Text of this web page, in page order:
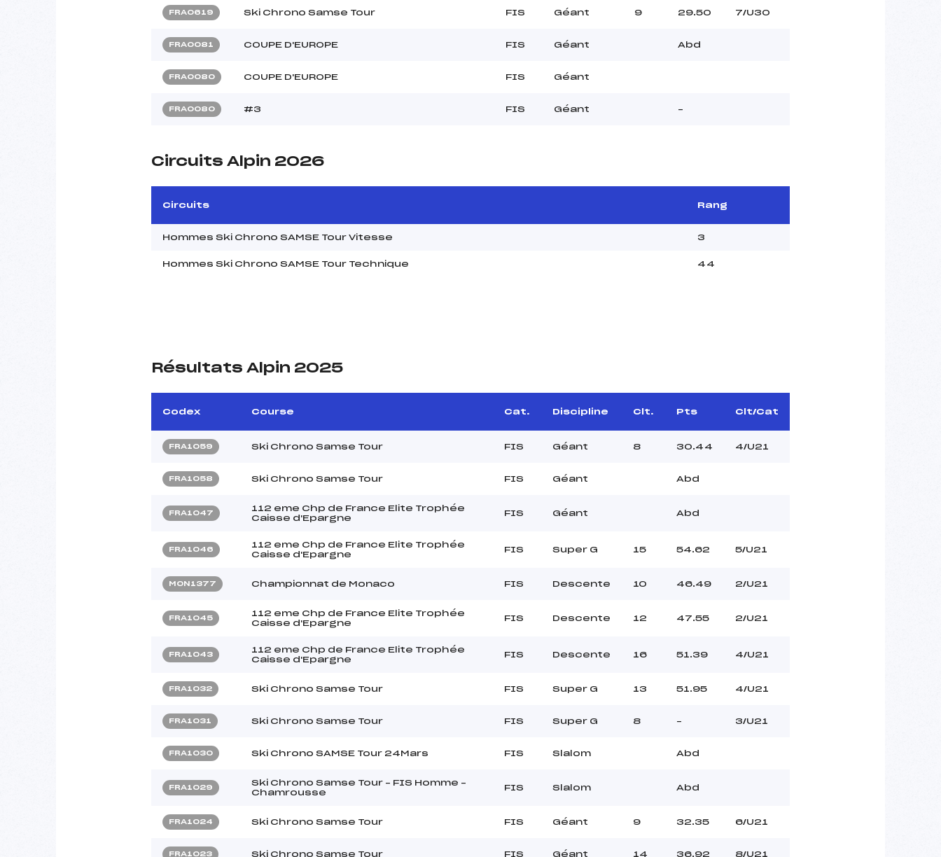
FRA0619 Ski Chrono Samse Tour FIS Géant 9 29.50 7/U30
FRA0081 COUPE D'EUROPE FIS Géant Abd
FRA0080 COUPE D'EUROPE FIS Géant
FRA0080 #3 FIS Géant –
Circuits Alpin 2026
Circuits Rang
Hommes Ski Chrono SAMSE Tour Vitesse 3
Hommes Ski Chrono SAMSE Tour Technique 44
Résultats Alpin 2025
Codex Course Cat. Discipline Clt. Pts Clt/Cat
FRA1059 Ski Chrono Samse Tour FIS Géant 8 30.44 4/U21
FRA1058 Ski Chrono Samse Tour FIS Géant Abd
FRA1047
112 eme Chp de France Elite Trophée
Caisse d'Epargne
FIS Géant Abd
FRA1046
112 eme Chp de France Elite Trophée
Caisse d'Epargne
FIS Super G 15 54.62 5/U21
MON1377 Championnat de Monaco FIS Descente 10 46.49 2/U21
FRA1045
112 eme Chp de France Elite Trophée
Caisse d'Epargne
FIS Descente 12 47.55 2/U21
FRA1043
112 eme Chp de France Elite Trophée
Caisse d'Epargne
FIS Descente 16 51.39 4/U21
FRA1032 Ski Chrono Samse Tour FIS Super G 13 51.95 4/U21
FRA1031 Ski Chrono Samse Tour FIS Super G 8 – 3/U21
FRA1030 Ski Chrono SAMSE Tour 24Mars FIS Slalom Abd
FRA1029
Ski Chrono Samse Tour – FIS Homme –
Chamrousse
FIS Slalom Abd
FRA1024 Ski Chrono Samse Tour FIS Géant 9 32.35 6/U21
FRA1023 Ski Chrono Samse Tour FIS Géant 14 36.92 8/U21